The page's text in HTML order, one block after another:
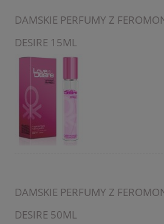
DAMSKIE PERFUMY Z
DESIRE 15ML
DAMSKIE PERFUMY Z
DESIRE 50ML